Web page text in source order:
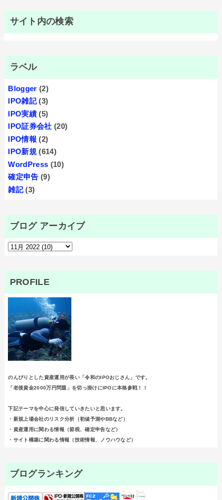
サイト内の検索
ラベル
Blogger (2)
IPO雑記 (3)
IPO実績 (5)
IPO証券会社 (20)
IPO情報 (2)
IPO新規 (614)
WordPress (10)
確定申告 (9)
雑記 (3)
ブログ アーカイブ
PROFILE
のんびりとした資産運用が長い「令和のIPOおじさん」です。
「老後資金2000万円問題」を切っ掛けにIPOに本格参戦！！
下記テーマを中心に発信していきたいと思います。
・新規上場会社のリスク分析（初値予測やBBなど）
・資産運用に関わる情報（節税、確定申告など）
・サイト構築に関わる情報（技術情報、ノウハウなど）
ブログランキング